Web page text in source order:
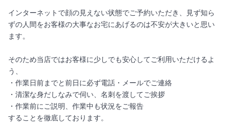
インターネットで顔の見えない状態でご予約いただき、見ず知ら
ずの人間をお客様の大事なお宅にあげるのは不安が大きいと思い
ます。
そのため当店ではお客様に少しでも安心してご利用いただけるよ
う、
・作業日前までと前日に必ず電話・メールでご連絡
・清潔な身だしなみで伺い、名刺を渡してご挨拶
・作業前にご説明、作業中も状況をご報告
することを徹底しております。